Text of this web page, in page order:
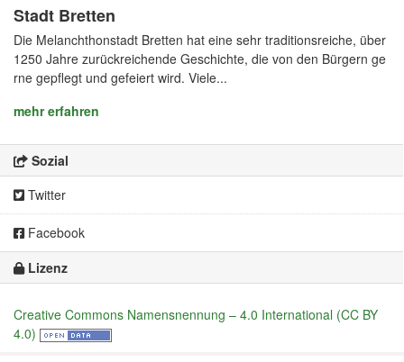
Stadt Bretten
Die Melanchthonstadt Bretten hat eine sehr traditionsreiche, über
1250 Jahre zurückreichende Geschichte, die von den Bürgern ge
rne gepflegt und gefeiert wird. Viele...
mehr erfahren
Sozial
Twitter
Facebook
Lizenz
Creative Commons Namensnennung – 4.0 International (CC BY
4.0)